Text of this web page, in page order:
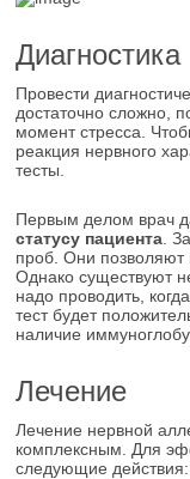
Диагностика
Провести
достаточно сложно,
момент стресса.
реакция нервного
тесты.
Первым делом врач
статусу пациента .
проб. Они позволяют
Однако существуют
надо проводить,
тест будет
наличие
Лечение
Лечение нервной
комплексным. Для
следующие действия: